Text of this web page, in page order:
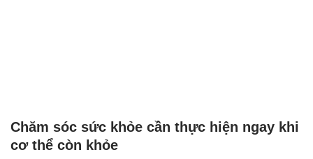
Chăm sóc sức khỏe cần thực hiện ngay khi
cơ thể còn khỏe